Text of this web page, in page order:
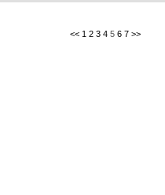
<< 1 2 3 4 5 6 7 >>